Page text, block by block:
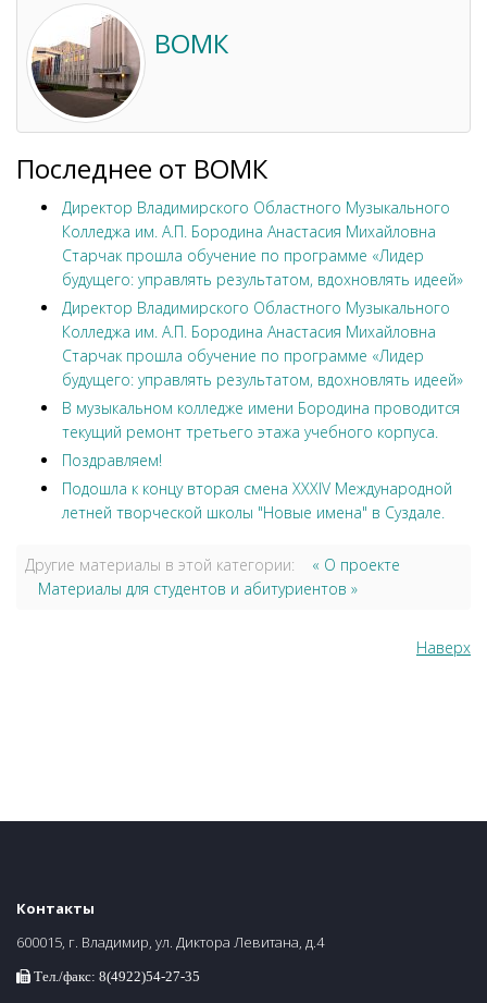
ВОМК
Последнее от ВОМК
Директор Владимирского Областного Музыкального
Колледжа им. А.П. Бородина Анастасия Михайловна
Старчак прошла обучение по программе «Лидер
будущего: управлять результатом, вдохновлять идеей»
Директор Владимирского Областного Музыкального
Колледжа им. А.П. Бородина Анастасия Михайловна
Старчак прошла обучение по программе «Лидер
будущего: управлять результатом, вдохновлять идеей»
В музыкальном колледже имени Бородина проводится
текущий ремонт третьего этажа учебного корпуса.
Поздравляем!
Подошла к концу вторая смена XXXIV Международной
летней творческой школы "Новые имена" в Суздале.
Другие материалы в этой категории:
« О проекте
Материалы для студентов и абитуриентов »
Наверх
Контакты
600015, г. Владимир, ул. Диктора Левитана, д.4
Тел./факс: 8(4922)54-27-35